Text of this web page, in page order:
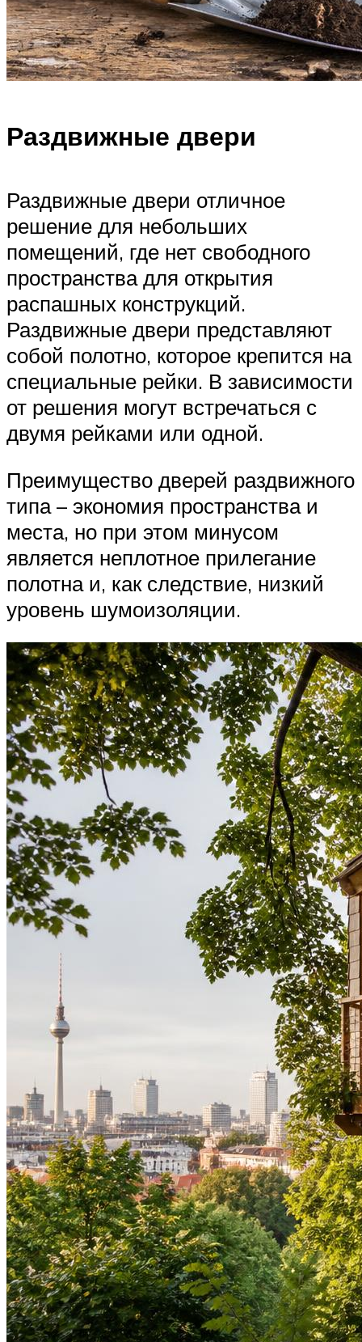
Раздвижные двери
Раздвижные двери отличное
решение для небольших
помещений, где нет свободного
пространства для открытия
распашных конструкций.
Раздвижные двери представляют
собой полотно, которое крепится на
специальные рейки. В зависимости
от решения могут встречаться с
двумя рейками или одной.
Преимущество дверей раздвижного
типа – экономия пространства и
места, но при этом минусом
является неплотное прилегание
полотна и, как следствие, низкий
уровень шумоизоляции.